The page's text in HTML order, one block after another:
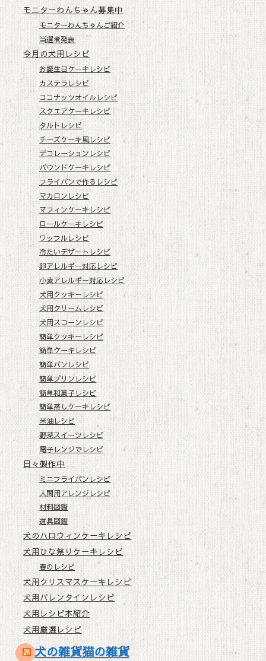
モニターわんちゃん募集中
モニターわんちゃんご紹介
当選者発表
今月の犬用レシピ
お誕生日ケーキレシピ
カステラレシピ
ココナッツオイルレシピ
スクエアケーキレシピ
タルトレシピ
チーズケーキ風レシピ
デコレーションレシピ
パウンドケーキレシピ
フライパンで作るレシピ
マカロンレシピ
マフィンケーキレシピ
ロールケーキレシピ
ワッフルレシピ
冷たいデザートレシピ
卵アレルギー対応レシピ
小麦アレルギー対応レシピ
犬用クッキーレシピ
犬用クリームレシピ
犬用スコーンレシピ
簡単クッキーレシピ
簡単ケーキレシピ
簡単パンレシピ
簡単プリンレシピ
簡単和菓子レシピ
簡単蒸しケーキレシピ
米油レシピ
野菜スイーツレシピ
電子レンジでレシピ
日々製作中
ミニフライパンレシピ
人間用アレンジレシピ
材料図鑑
道具図鑑
犬のハロウィンケーキレシピ
犬用ひな祭りケーキレシピ
春のレシピ
犬用クリスマスケーキレシピ
犬用バレンタインレシピ
犬用レシピ本紹介
犬用厳選レシピ
犬の雑貨猫の雑貨